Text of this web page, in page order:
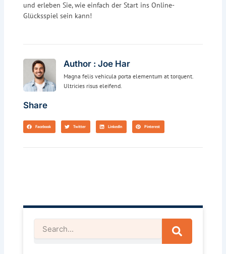
und erleben Sie, wie einfach der Start ins Online-
Glücksspiel sein kann!
Author : Joe Har
Magna felis vehicula porta elementum at torquent.
Ultricies risus eleifend.
Share
Facebook Twitter LinkedIn Pinterest